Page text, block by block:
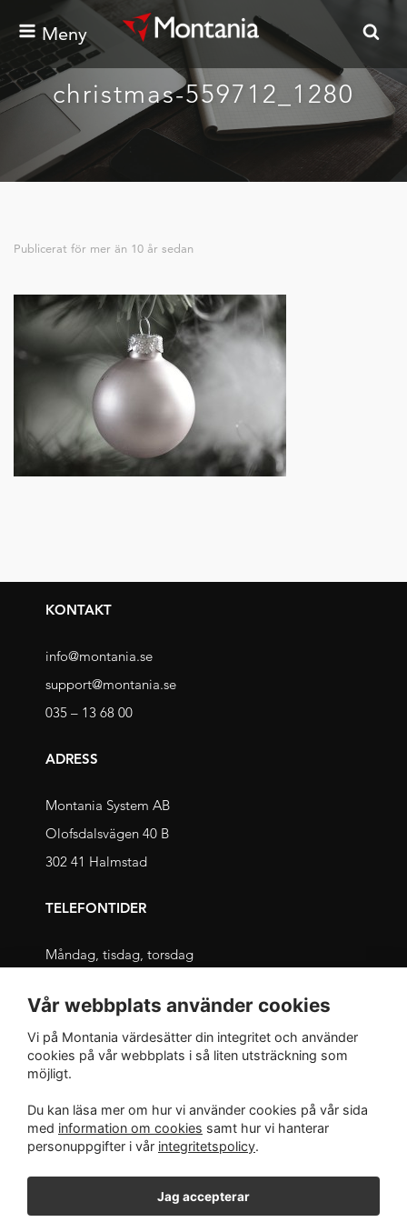
Meny
christmas-559712_1280
Publicerat för mer än 10 år sedan
KONTAKT
info@montania.se
support@montania.se
035 – 13 68 00
ADRESS
Montania System AB
Olofsdalsvägen 40 B
302 41 Halmstad
TELEFONTIDER
Måndag, tisdag, torsdag
Onsdag, fredag
09.00 – 12.00 och 13.00 – 16.00
INTEGRITET
Integritetspolicy
Vår webbplats använder cookies
Vi på Montania värdesätter din integritet och använder
cookies på vår webbplats i så liten utsträckning som
möjligt.
Du kan läsa mer om hur vi använder cookies på vår sida
med information om cookies samt hur vi hanterar
personuppgifter i vår integritetspolicy.
Jag accepterar